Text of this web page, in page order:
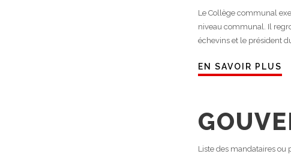
Le Collège communal
niveau communal. Il
échevins et le président
EN SAVOIR PLUS
Liste des mandataires